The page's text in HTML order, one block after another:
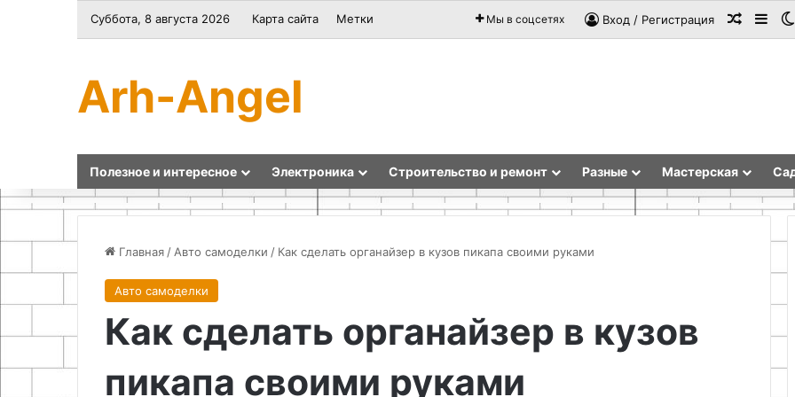
Суббота, 8 августа 2026 Карта сайта Метки Мы в соцсетях Вход / Регистрация
Arh-Angel
Полезное и интересное Электроника Строительство и ремонт Разные Мастерская
Главная / Авто самоделки / Как сделать органайзер в кузов пикапа своими руками
Авто самоделки
Как сделать органайзер в кузов
пикапа своими руками
спектр
услуг
в
сделать
стильный